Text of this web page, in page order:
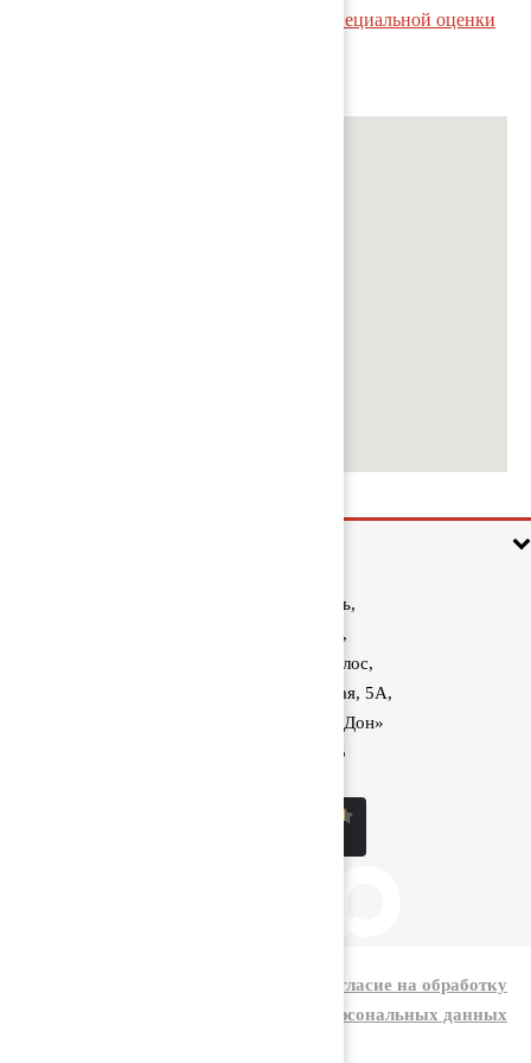
Заключение эксперта по результатам специальной оценки
Ростовская область,
Аксайский район,
поселок Красный Колос,
улица Производственная, 5А,
1040 км трассы М-4 «Дон»
8 (800) 222-60-05
Согласие на обработку
персональных данных